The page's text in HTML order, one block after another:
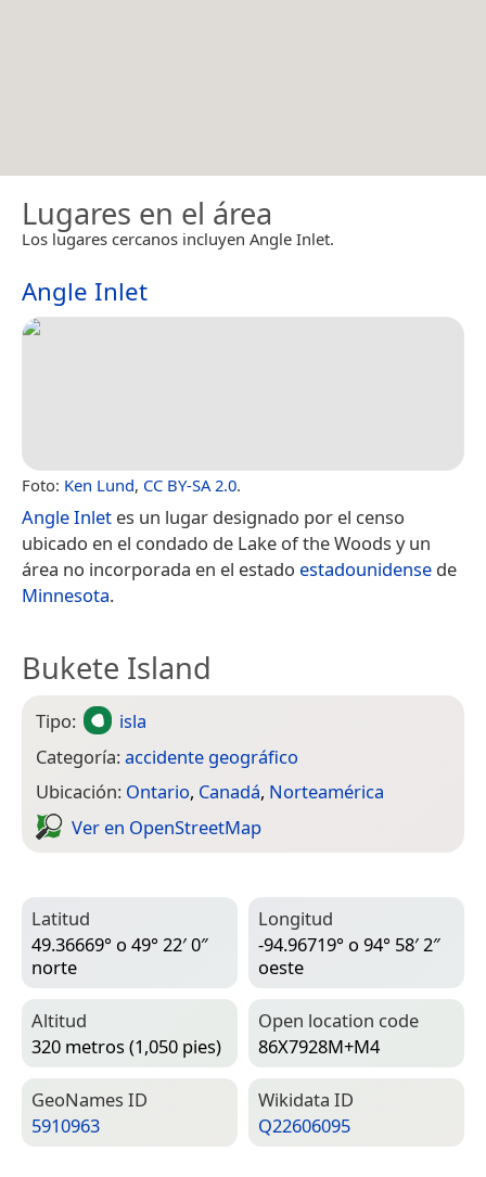
Lugares en el área
Los lugares cercanos incluyen Angle Inlet.
Angle Inlet
Foto: Ken Lund, CC BY-SA 2.0.
Angle Inlet es un lugar designado por el censo
ubicado en el condado de Lake of the Woods y un
área no incorporada en el estado estadounidense de
Minnesota.
Bukete Island
Tipo:
isla
Categoría:accidente geográfico
Ubicación: Ontario, Canadá, Norteamérica
Ver en Open­Street­Map
Latitud
49.36669° o 49° 22′ 0″
norte
Longitud
-94.96719° o 94° 58′ 2″
oeste
Altitud
320 metros (1,050 pies)
Open location code
86X7928M+M4
Geo­Names ID
5910963
Wiki­data ID
Q22606095